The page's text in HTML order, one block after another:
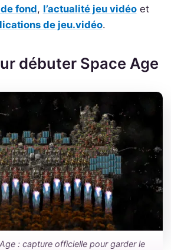
fond, l’actualité jeu vidéoet
de jeu.vidéo.
débuter Space Age
: capture officielle pour garder le